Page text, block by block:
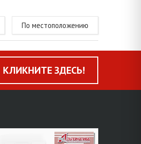
По местоположению
КЛИКНИТЕ ЗДЕСЬ!